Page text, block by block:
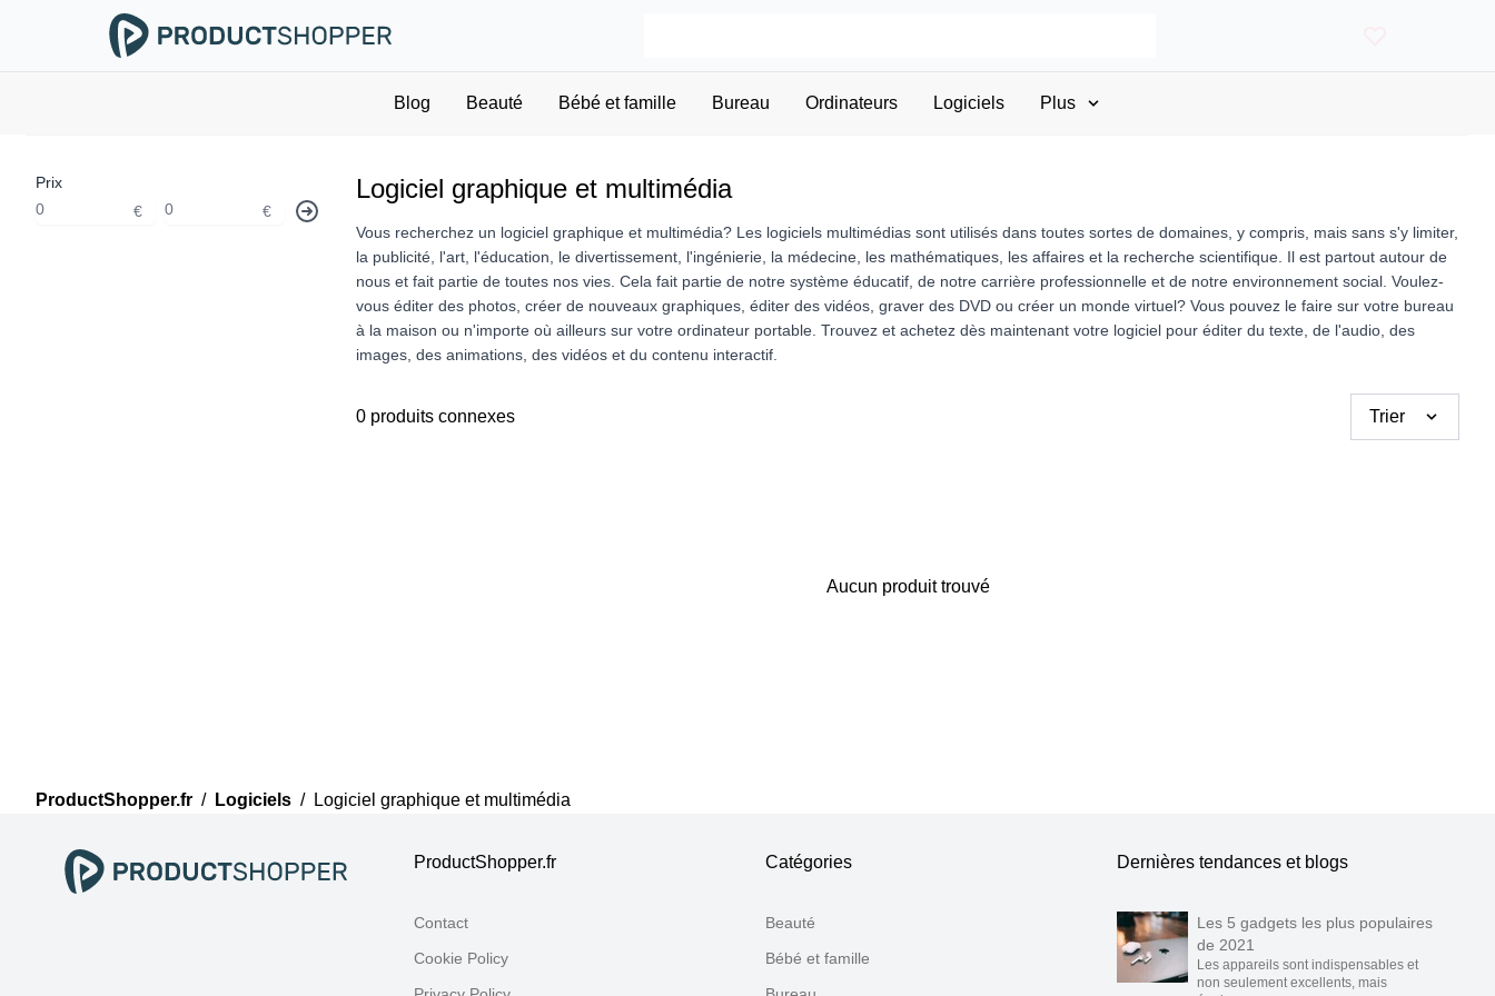
Blog Beauté Bébé et famille Bureau Ordinateurs Logiciels Plus
Prix
€
€
Logiciel graphique et multimédia
Vous recherchez un logiciel graphique et multimédia? Les logiciels multimédias sont utilisés dans toutes sortes de domaines, y compris, mais sans s'y limiter,
la publicité, l'art, l'éducation, le divertissement, l'ingénierie, la médecine, les mathématiques, les affaires et la recherche scientifique. Il est partout autour de
nous et fait partie de toutes nos vies. Cela fait partie de notre système éducatif, de notre carrière professionnelle et de notre environnement social. Voulez-
vous éditer des photos, créer de nouveaux graphiques, éditer des vidéos, graver des DVD ou créer un monde virtuel? Vous pouvez le faire sur votre bureau
à la maison ou n'importe où ailleurs sur votre ordinateur portable. Trouvez et achetez dès maintenant votre logiciel pour éditer du texte, de l'audio, des
images, des animations, des vidéos et du contenu interactif.
0 produits connexes Trier
Aucun produit trouvé
ProductShopper.fr / Logiciels / Logiciel graphique et multimédia
ProductShopper.fr
Contact
Cookie Policy
Catégories
Beauté
Bébé et famille
Dernières tendances et blogs
Les 5 gadgets les plus populaires
de 2021
Les appareils sont indispensables et
non seulement excellents, mais